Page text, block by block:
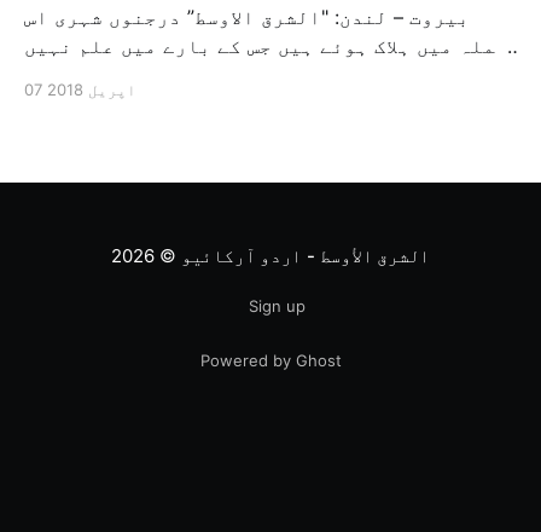
بیروت – لندن: "الشرق الاوسط” درجنوں شہری اس
حملہ میں ہلاک ہوئے ہیں جس کے بارے میں علم نہیں
سے دوما شہر پر کیا گیا تھا اور یہ شہر دمشق کے
07 اپریل 2018
الشرق الأوسط - اردو آرکائیو © 2026
Sign up
Powered by Ghost